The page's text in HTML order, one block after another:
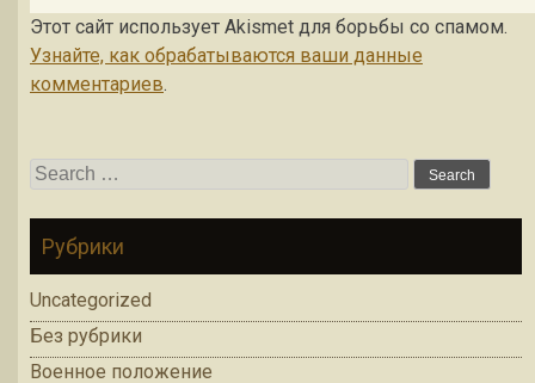
Этот сайт использует Akismet для борьбы со спамом.
Узнайте, как обрабатываются ваши данные
комментариев.
Search for:
Рубрики
Uncategorized
Без рубрики
Военное положение